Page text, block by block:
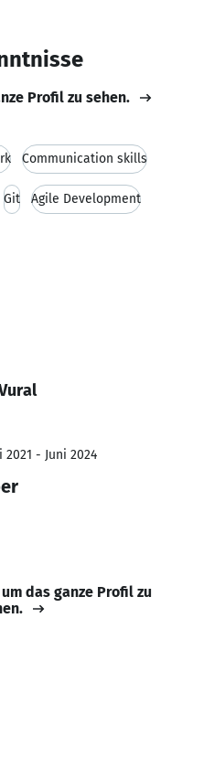
Profil zu sehen.
Communication skills
Git Agile Development
- Juni 2024
das ganze Profil zu